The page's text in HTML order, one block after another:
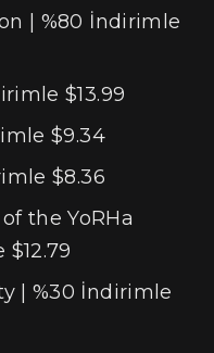
| %80 İndirimle
$13.99
$9.34
$8.36
the YoRHa
| %30 İndirimle